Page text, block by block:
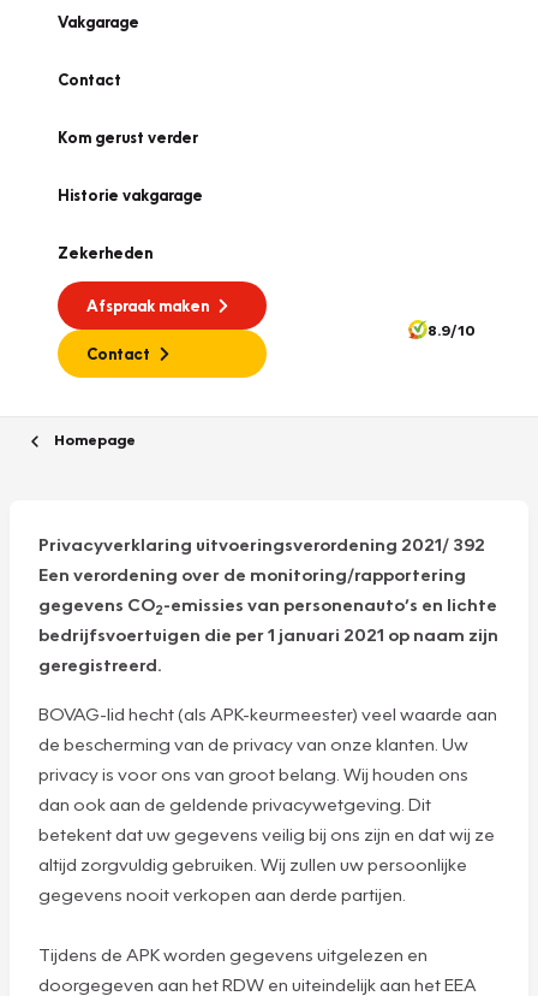
Vakgarage
Contact
Kom gerust verder
Historie vakgarage
Zekerheden
Afspraak maken
Contact
8.9/10
Homepage
Privacyverklaring uitvoeringsverordening 2021/ 392
Een verordening over de monitoring/rapportering
gegevens CO2-emissies van personenauto’s en lichte
bedrijfsvoertuigen die per 1 januari 2021 op naam zijn
geregistreerd.
BOVAG-lid hecht (als APK-keurmeester) veel waarde aan
de bescherming van de privacy van onze klanten. Uw
privacy is voor ons van groot belang. Wij houden ons
dan ook aan de geldende privacywetgeving. Dit
betekent dat uw gegevens veilig bij ons zijn en dat wij ze
altijd zorgvuldig gebruiken. Wij zullen uw persoonlijke
gegevens nooit verkopen aan derde partijen.
Tijdens de APK worden gegevens uitgelezen en
doorgegeven aan het RDW en uiteindelijk aan het EEA